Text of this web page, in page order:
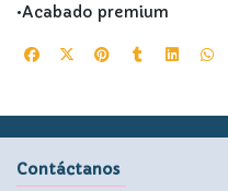
•Acabado premium
Contáctanos